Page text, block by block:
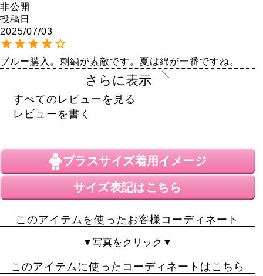
非公開
投稿日
2025/07/03
ブルー購入。刺繍が素敵です。夏は綿が一番ですね。
購入者
非公開
投稿日
刺繍が綺麗デザインもすごく可愛いです。色違いも欲し
かったですが、品切れで残念です
購入者
非公開
投稿日
ノースリーブのチュニックと迷ったのですが、これから
さらに表示
すべてのレビューを見る
レビューを書く
プラスサイズ着用イメージ
サイズ表記はこちら
このアイテムを使ったお客様コーディネート
▼写真をクリック▼
このアイテムに使ったコーディネートはこちら